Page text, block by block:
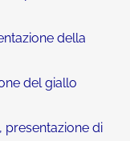
della
del giallo
presentazione di